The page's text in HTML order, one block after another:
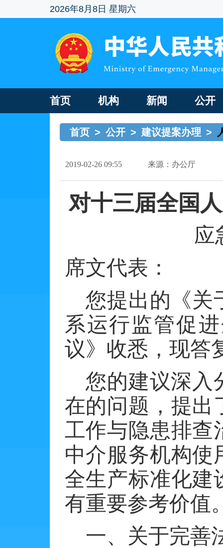
2026年8月8日 星期六
首页 机构 新闻 公开
首页 > 公开 > 建议提案办理 >
2019-02-26 09:55 来源：办公厅
对十三届全国
应
席文代表：
您提出的《关
系运行监管促
议》收悉，现答
您的建议深入
在的问题，提出
工作与隐患排查
中介服务机构使
全生产标准化建
有重要参考价值
一、关于完善